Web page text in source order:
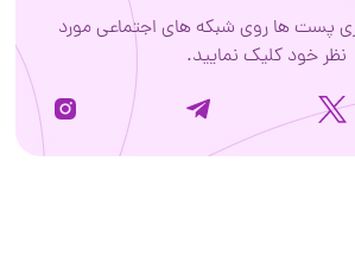
پست ها روی شبکه های اجتماعی مورد
نظر خود کلیک نمایید.